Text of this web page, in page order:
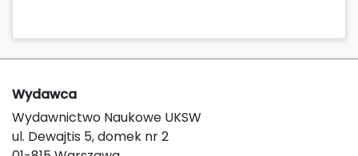
Wydawca
Wydawnictwo Naukowe UKSW
ul. Dewajtis 5, domek nr 2